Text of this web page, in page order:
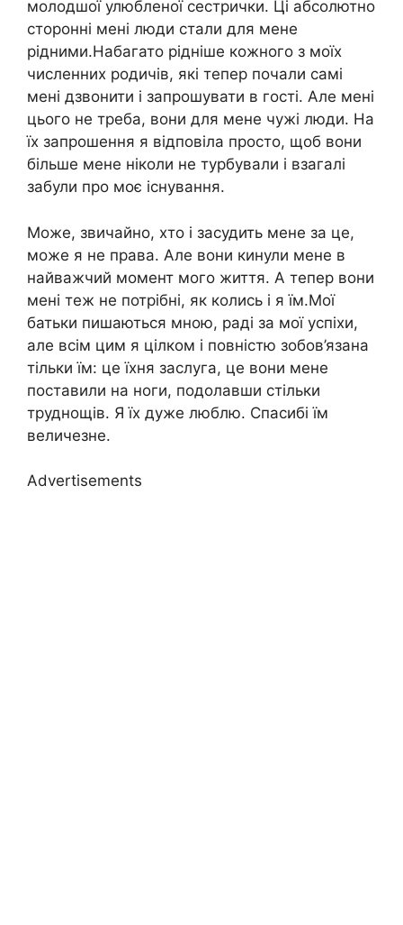
молодшої улюбленої сестрички. Ці абсолютно
сторонні мені люди стали для мене
рідними.Набагато рідніше кожного з моїх
численних родичів, які тепер почали самі
мені дзвонити і запрошувати в гості. Але мені
цього не треба, вони для мене чужі люди. На
їх запрошення я відповіла просто, щоб вони
більше мене ніколи не турбували і взагалі
забули про моє існування.
Може, звичайно, хто і засудить мене за це,
може я не права. Але вони кинули мене в
найважчий момент мого життя. А тепер вони
мені теж не потрібні, як колись і я їм.Мої
батьки пишаються мною, раді за мої успіхи,
але всім цим я цілком і повністю зобов’язана
тільки їм: це їхня заслуга, це вони мене
поставили на ноги, подолавши стільки
труднощів. Я їх дуже люблю. Спасибі їм
величезне.
Advertisements